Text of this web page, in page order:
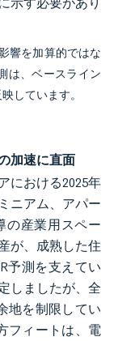
響を加算的ではな
は、ベースライン
しています。
加速に直面
における2025年
ニアム、アパー
の産業用スペー
が、成熟した住
予測を支えてい
しましたが、全
地を制限してい
フィートは、電